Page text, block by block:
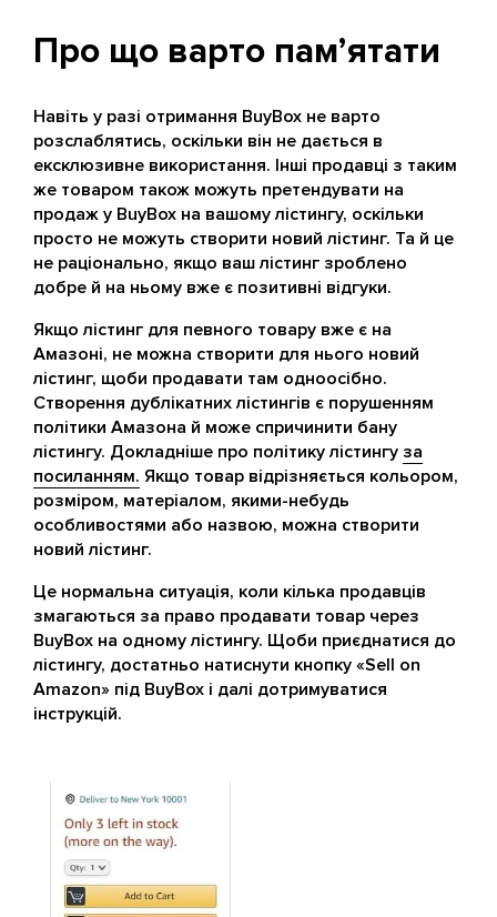
Про що варто пам’ятати
Навіть у разі отримання BuyBox не варто
розслаблятись, оскільки він не дається в
ексклюзивне використання. Інші продавці з таким
же товаром також можуть претендувати на
продаж у BuyBox на вашому лістингу, оскільки
просто не можуть створити новий лістинг. Та й це
не раціонально, якщо ваш лістинг зроблено
добре й на ньому вже є позитивні відгуки.
Якщо лістинг для певного товару вже є на
Амазоні, не можна створити для нього новий
лістинг, щоби продавати там одноосібно.
Створення дублікатних лістингів є порушенням
політики Амазона й може спричинити бану
лістингу. Докладніше про політику лістингу за
посиланням. Якщо товар відрізняється кольором,
розміром, матеріалом, якими-небудь
особливостями або назвою, можна створити
новий лістинг.
Це нормальна ситуація, коли кілька продавців
змагаються за право продавати товар через
BuyBox на одному лістингу. Щоби приєднатися до
лістингу, достатньо натиснути кнопку «Sell on
Amazon» під BuyBox і далі дотримуватися
інструкцій.